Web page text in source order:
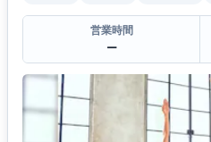
営業時間
ー